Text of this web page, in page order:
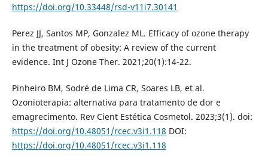
https://doi.org/10.33448/rsd-v11i7.30141
Perez JJ, Santos MP, Gonzalez ML. Efficacy of ozone therapy
in the treatment of obesity: A review of the current
evidence. Int J Ozone Ther. 2021;20(1):14-22.
Pinheiro BM, Sodré de Lima CR, Soares LB, et al.
Ozonioterapia: alternativa para tratamento de dor e
emagrecimento. Rev Cient Estética Cosmetol. 2023;3(1). doi:
https://doi.org/10.48051/rcec.v3i1.118 DOI:
https://doi.org/10.48051/rcec.v3i1.118